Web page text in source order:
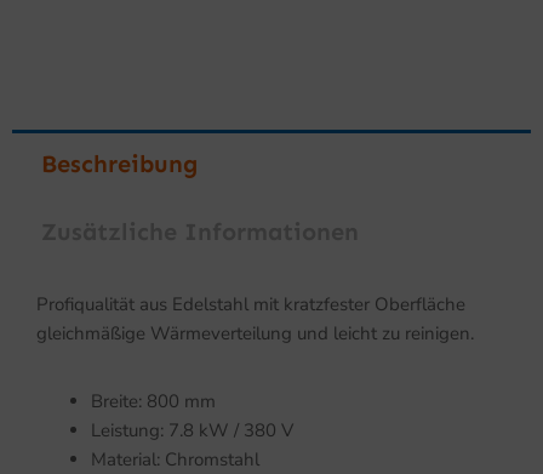
Beschreibung
Profiqualität aus Edelstahl mit kratzfester Oberfläche
gleichmäßige Wärmeverteilung und leicht zu reinigen.
Breite: 800 mm
Leistung: 7.8 kW / 380 V
Material: Chromstahl